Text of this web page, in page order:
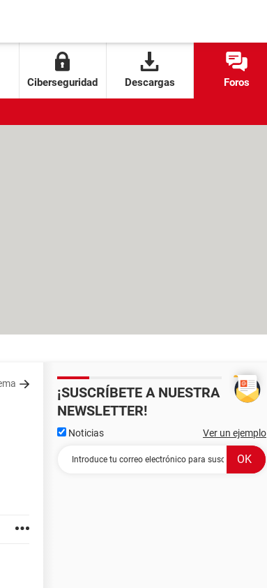
Ciberseguridad Descargas Foros
¡SUSCRÍBETE A NUESTRA
NEWSLETTER!
Noticias Ver un ejemplo